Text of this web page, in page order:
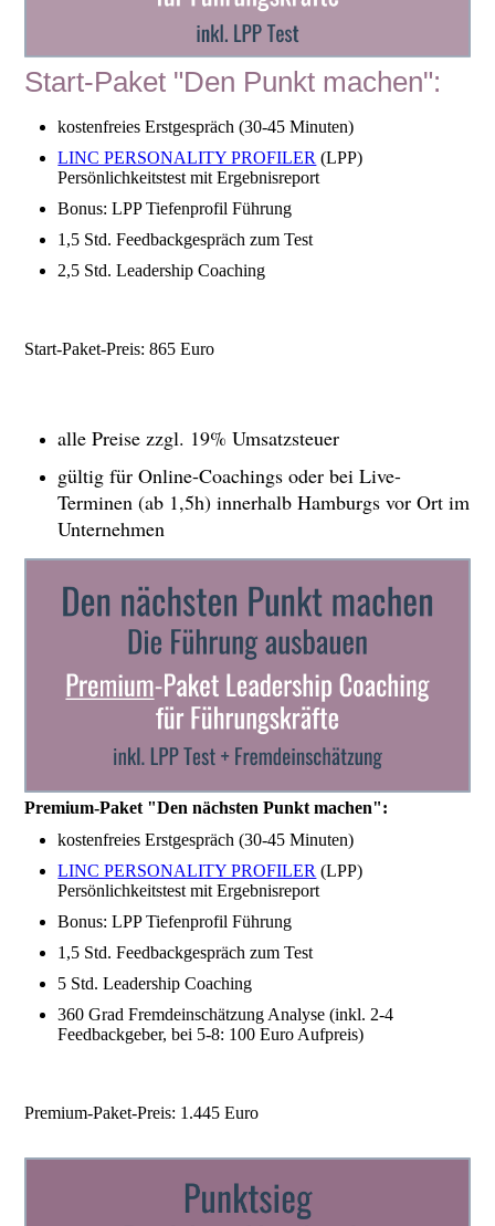
Start-Paket "Den Punkt machen":
kostenfreies Erstgespräch (30-45 Minuten)
LINC PERSONALITY PROFILER (LPP)
Persönlichkeitstest mit Ergebnisreport
Bonus: LPP Tiefenprofil Führung
1,5 Std. Feedbackgespräch zum Test
2,5 Std. Leadership Coaching
Start-Paket-Preis: 865 Euro
alle Preise zzgl. 19% Umsatzsteuer
gültig für Online-Coachings oder bei Live-
Terminen (ab 1,5h) innerhalb Hamburgs vor Ort im
Unternehmen
Premium-Paket "Den nächsten Punkt machen":
kostenfreies Erstgespräch (30-45 Minuten)
LINC PERSONALITY PROFILER (LPP)
Persönlichkeitstest mit Ergebnisreport
Bonus: LPP Tiefenprofil Führung
1,5 Std. Feedbackgespräch zum Test
5 Std. Leadership Coaching
360 Grad Fremdeinschätzung Analyse (inkl. 2-4
Feedbackgeber, bei 5-8: 100 Euro Aufpreis)
Premium-Paket-Preis: 1.445 Euro